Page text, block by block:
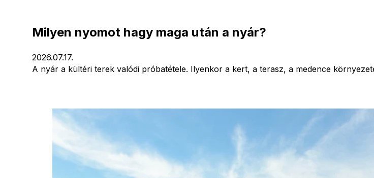
Milyen nyomot hagy maga után a nyár?
2026.07.17.
A nyár a kültéri terek valódi próbatétele. Ilyenkor a kert, a terasz, a medence